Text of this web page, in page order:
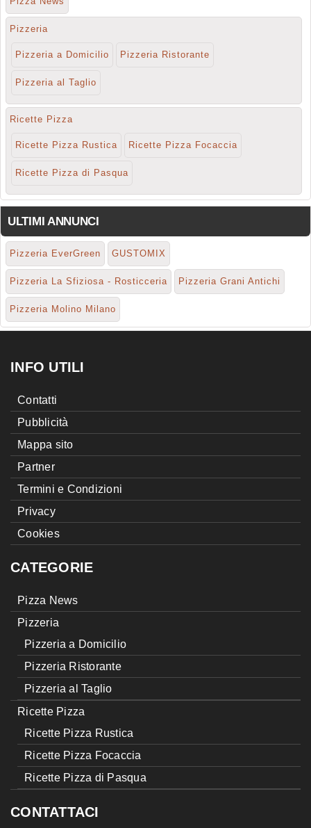
Pizzeria
Pizzeria a Domicilio Pizzeria Ristorante
Pizzeria al Taglio
Ricette Pizza
Ricette Pizza Rustica Ricette Pizza Focaccia
Ricette Pizza di Pasqua
ULTIMI ANNUNCI
Pizzeria EverGreen GUSTOMIX
Pizzeria La Sfiziosa - Rosticceria Pizzeria Grani Antichi
Pizzeria Molino Milano
INFO UTILI
Contatti
Pubblicità
Mappa sito
Partner
Termini e Condizioni
Privacy
Cookies
CATEGORIE
Pizza News
Pizzeria
Pizzeria a Domicilio
Pizzeria Ristorante
Pizzeria al Taglio
Ricette Pizza
Ricette Pizza Rustica
Ricette Pizza Focaccia
Ricette Pizza di Pasqua
CONTATTACI